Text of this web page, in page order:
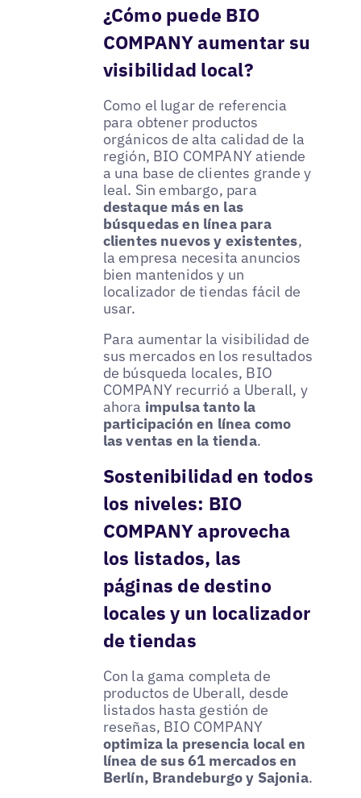
¿Cómo puede BIO
COMPANY aumentar su
visibilidad local?
Como el lugar de referencia
para obtener productos
orgánicos de alta calidad de la
región, BIO COMPANY atiende
a una base de clientes grande y
leal. Sin embargo, para
destaque más en las
búsquedas en línea para
clientes nuevos y existentes,
la empresa necesita anuncios
bien mantenidos y un
localizador de tiendas fácil de
usar.
Para aumentar la visibilidad de
sus mercados en los resultados
de búsqueda locales, BIO
COMPANY recurrió a Uberall, y
ahora impulsa tanto la
participación en línea como
las ventas en la tienda.
Sostenibilidad en todos
los niveles: BIO
COMPANY aprovecha
los listados, las
páginas de destino
locales y un localizador
de tiendas
Con la gama completa de
productos de Uberall, desde
listados hasta gestión de
reseñas, BIO COMPANY
optimiza la presencia local en
línea de sus 61 mercados en
Berlín, Brandeburgo y Sajonia.